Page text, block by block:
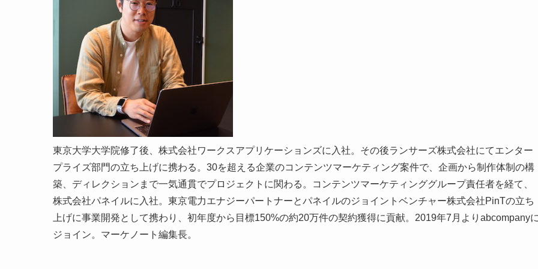
東京大学大学院修了後、株式会社ワークスアプリケーションズに入社。その後ランサーズ株式会社にてエンター
プライズ部門の立ち上げに携わる。30を超える企業のコンテンツマーケティング案件で、企画から制作体制の構
築、ディレクションまで一気通貫でプロジェクトに関わる。コンテンツマーケティンググループ責任者を経て、
株式会社パネイルに入社。東京電力エナジーパートナーとパネイルのジョイントベンチャー株式会社PinTの立ち
上げに事業開発として携わり、初年度から目標150%の約20万件の契約獲得に貢献。2019年7月よりabcompany
ジョイン。マーケノート編集長。